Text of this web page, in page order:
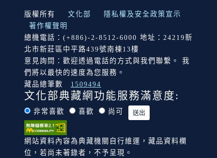
:::
版權所有 文化部
隱私權及安全政策宣示
著作權聲明
總機電話：(+886)-2-8512-6000 地址：24219新
北市新莊區中平路439號南棟13樓
意見詢問：歡迎透過電話的方式與我們聯繫。 我
們將以最快的速度為您服務。
藏品總筆數
1509494
文化部典藏網功能服務滿意度:
非常喜歡 喜歡 尚可
網站資料內容為典藏機關自行維運，藏品資料欄
位，若尚未著錄者，不予呈現。